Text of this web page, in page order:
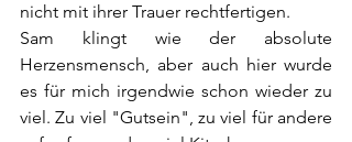
nicht mit ihrer Trauer rechtfertigen.
Sam klingt wie der absolute
Herzensmensch, aber auch hier wurde
es für mich irgendwie schon wieder zu
viel. Zu viel "Gutsein", zu viel für andere